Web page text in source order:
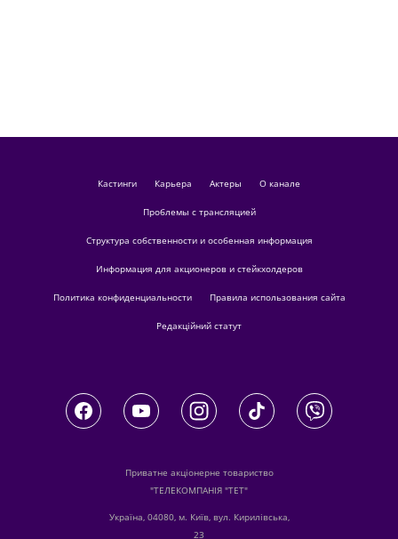
кастинги Карьера актеры О канале
Проблемы с трансляцией
Структура собственности и особенная информация
Информация для акционеров и стейкхолдеров
Политика конфиденциальности Правила использования сайта
Редакційний статут
Приватне акціонерне товариство
"ТЕЛЕКОМПАНІЯ "ТЕТ"
Україна, 04080, м. Київ, вул. Кирилівська,
23